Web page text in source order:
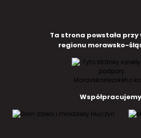
Ta strona powstała
regionu morawsko-